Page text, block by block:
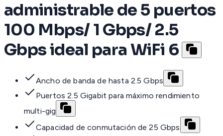
administrable de 5 puertos
100 Mbps/ 1 Gbps/ 2.5
Gbps ideal para WiFi 6
Ancho de banda de hasta 2.5 Gbps
Puertos 2.5 Gigabit para máximo rendimiento
multi-gig
Capacidad de conmutación de 25 Gbps